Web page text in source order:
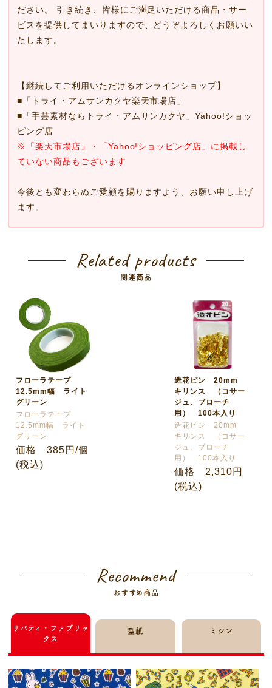
ださい。 引き続き、皆様にご満足いただける商品・サー
ビスを提供してまいりますので、どうぞよろしくお願いい
たします。
【継続してご利用いただけるオンラインショップ】
■ 「トライ・アムサンカクヤ楽天市場店」
■ 「手芸素材ならトライ・アムサンカクヤ」Yahoo!ショッ
ピング店
※「楽天市場店」・「Yahoo!ショッピング店」に掲載し
ていない商品もございます
今後とも変わらぬご愛顧を賜りますよう、お願い申し上げ
ます。
Related products
関連商品
フローラテープ
12.5mm幅 ライト
グリーン
フローラテープ
12.5mm幅 ライト
グリーン
価格 385円/個
(税込)
造花ピン 20mm
キリンス （コサー
ジュ、ブローチ
用） 100本入り
造花ピン 20mm
キリンス （コサー
ジュ、ブローチ
用） 100本入り
価格 2,310円
(税込)
Recommend
おすすめ商品
リバティ・ファブリッ
クス
型紙 ミシン